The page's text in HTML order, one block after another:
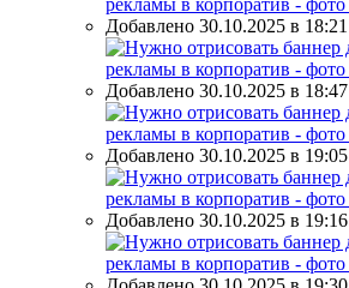
Добавлено 30.10.2025 в 18:21
Добавлено 30.10.2025 в 18:47
Добавлено 30.10.2025 в 19:05
Добавлено 30.10.2025 в 19:16